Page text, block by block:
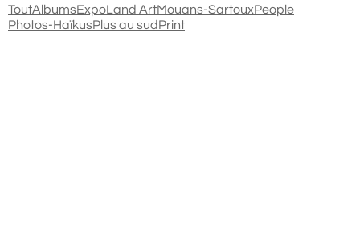
ToutAlbumsExpoLand ArtMouans-SartouxPeople
Photos-HaïkusPlus au sudPrint